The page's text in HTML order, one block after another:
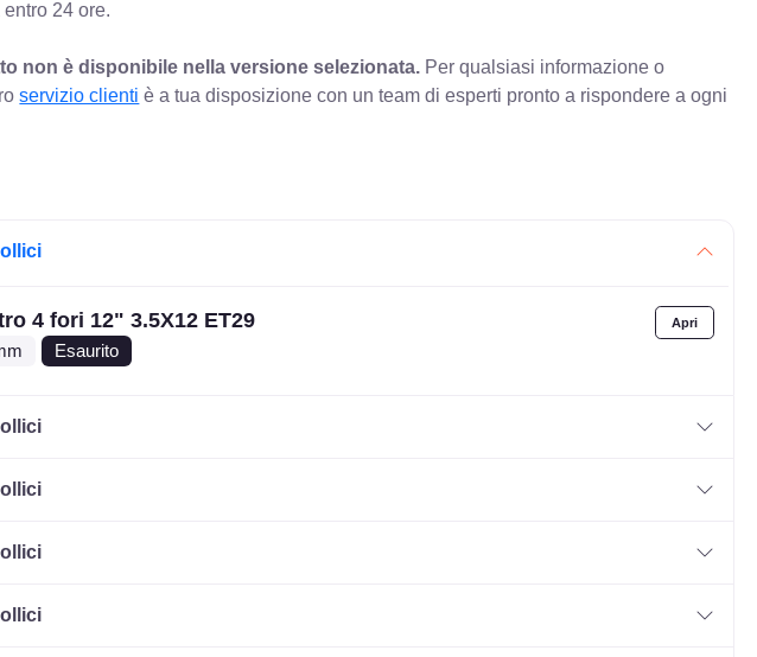
24 ore.
non è disponibile nella versione selezionata. Per qualsiasi informazione o
servizio clienti è a tua disposizione con un team di esperti pronto a rispondere a ogni
4 fori 12" 3.5X12 ET29
Esaurito